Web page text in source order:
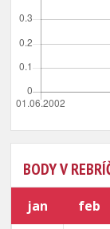
BODY V
jan feb